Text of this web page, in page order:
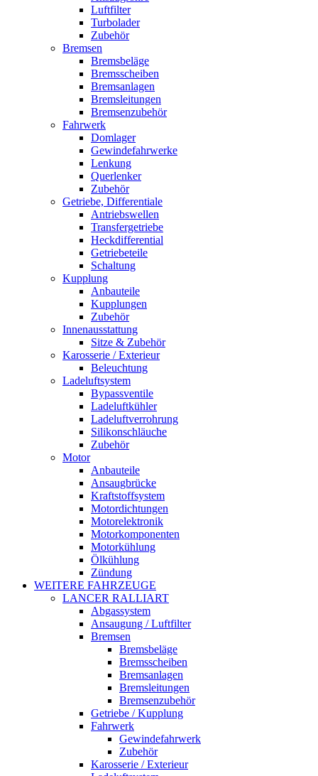
Luftfilter
Turbolader
Zubehör
Bremsen
Bremsbeläge
Bremsscheiben
Bremsanlagen
Bremsleitungen
Bremsenzubehör
Fahrwerk
Domlager
Gewindefahrwerke
Lenkung
Querlenker
Zubehör
Getriebe, Differentiale
Antriebswellen
Transfergetriebe
Heckdifferential
Getriebeteile
Schaltung
Kupplung
Anbauteile
Kupplungen
Zubehör
Innenausstattung
Sitze & Zubehör
Karosserie / Exterieur
Beleuchtung
Ladeluftsystem
Bypassventile
Ladeluftkühler
Ladeluftverrohrung
Silikonschläuche
Zubehör
Motor
Anbauteile
Ansaugbrücke
Kraftstoffsystem
Motordichtungen
Motorelektronik
Motorkomponenten
Motorkühlung
Ölkühlung
Zündung
WEITERE FAHRZEUGE
LANCER RALLIART
Abgassystem
Ansaugung / Luftfilter
Bremsen
Bremsbeläge
Bremsscheiben
Bremsanlagen
Bremsleitungen
Bremsenzubehör
Getriebe / Kupplung
Fahrwerk
Gewindefahrwerk
Zubehör
Karosserie / Exterieur